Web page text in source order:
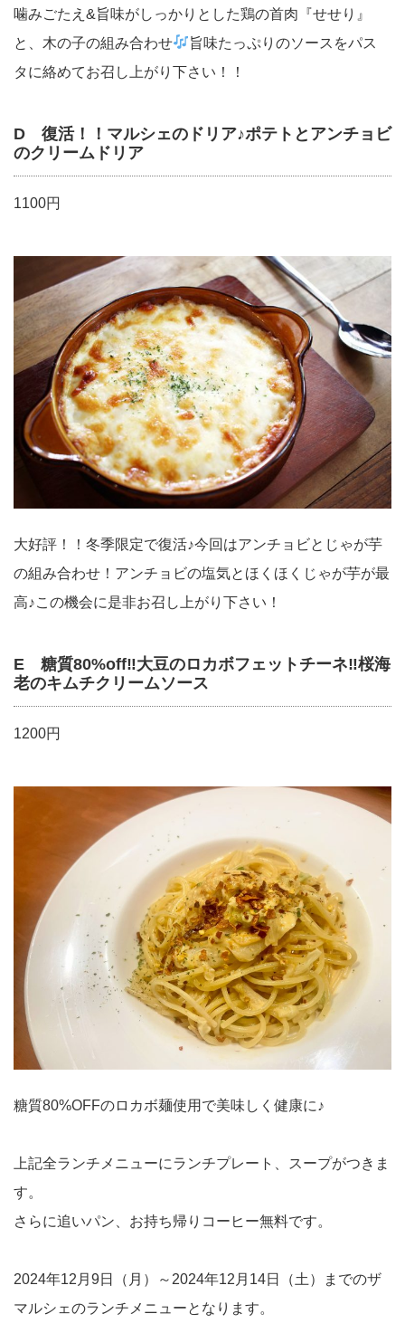
噛みごたえ&旨味がしっかりとした鶏の首肉『せせり』
と、木の子の組み合わせ
旨味たっぷりのソースをパス
タに絡めてお召し上がり下さい！！
D 復活！！マルシェのドリア♪ポテトとアンチョビ
のクリームドリア
1100円
大好評！！冬季限定で復活♪今回はアンチョビとじゃが芋
の組み合わせ！アンチョビの塩気とほくほくじゃが芋が最
高♪この機会に是非お召し上がり下さい！
E 糖質80%off‼︎大豆のロカボフェットチーネ‼︎桜海
老のキムチクリームソース
1200円
糖質80%OFFのロカボ麺使用で美味しく健康に♪
上記全ランチメニューにランチプレート、スープがつきま
す。
さらに追いパン、お持ち帰りコーヒー無料です。
2024年12月9日（月）～2024年12月14日（土）までのザ
マルシェのランチメニューとなります。